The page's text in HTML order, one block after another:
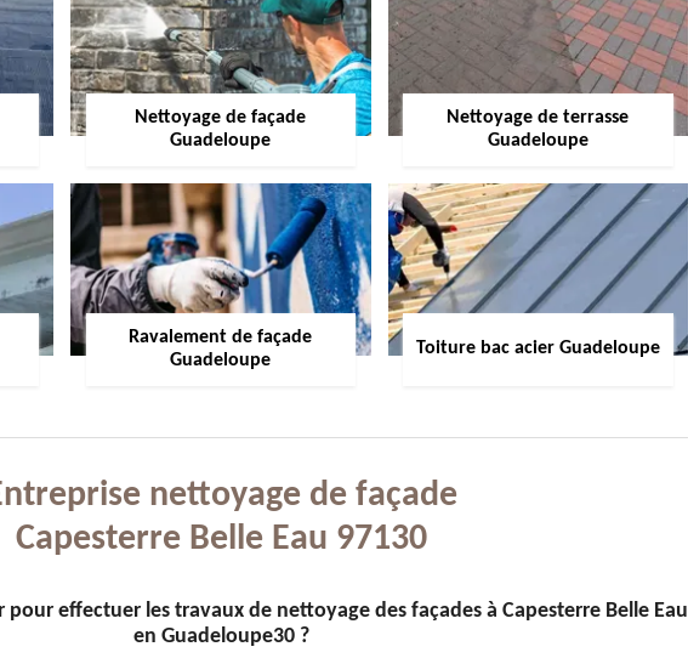
Nettoyage de façade
Guadeloupe
Nettoyage de terrasse
Guadeloupe
Ravalement de façade
Guadeloupe
Toiture bac acier Guadeloupe
nettoyage de façade
Capesterre Belle Eau 97130
effectuer les travaux de nettoyage des façades à Capesterre Belle Eau
en Guadeloupe30 ?